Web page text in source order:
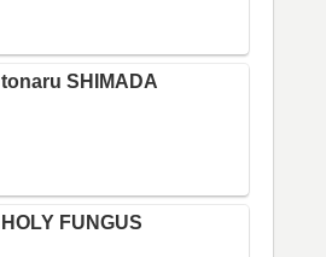
tonaru SHIMADA
HOLY FUNGUS